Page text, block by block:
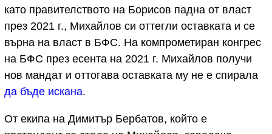
като правителството на Борисов падна от власт
през 2021 г., Михайлов си оттегли оставката и се
върна на власт в БФС. На компрометиран конгрес
на БФС през есента на 2021 г. Михайлов получи
нов мандат и оттогава оставката му не е спирала
да бъде искана.
От екипа на Димитър Бербатов, който е